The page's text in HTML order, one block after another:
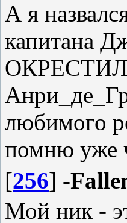
А я
капитана
ОКРЕСТИЛ
любимого
помню уже
[256] -
Мой ник -